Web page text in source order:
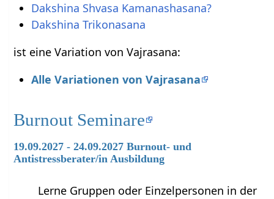
Dakshina Shvasa Kamanashasana?
Dakshina Trikonasana
ist eine Variation von Vajrasana:
Alle Variationen von Vajrasana
Burnout Seminare
19.09.2027 - 24.09.2027 Burnout- und
Antistressberater/in Ausbildung
Lerne Gruppen oder Einzelpersonen in der